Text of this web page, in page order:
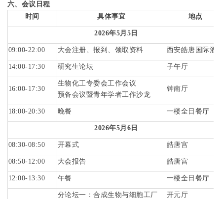
六、会议日程
时间
具体事宜 地点
2026年5月 5 日
09:00-22:00 大会注册、报到、领取资料 西安皓唐国际酒
14:00-17:30 研究生论坛 子午厅
16:00-17:30
生物化工专委会工作会议
预备会议暨青年学者工作沙龙
钟南厅
18:00-20:30 晚餐 一楼全日餐厅
2026年5月 6 日
08:30-08:50 开幕式 皓唐宫
08:50-12:00 大会报告 皓唐宫
12:00-13:30 午餐 一楼全日餐厅
分论坛一：合成生物与细胞工厂 开元厅